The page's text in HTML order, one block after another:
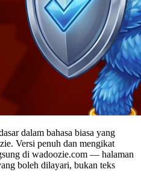
dalam bahasa biasa yang
Versi penuh dan mengikat
di wadoozie.com — halaman
boleh dilayari, bukan teks